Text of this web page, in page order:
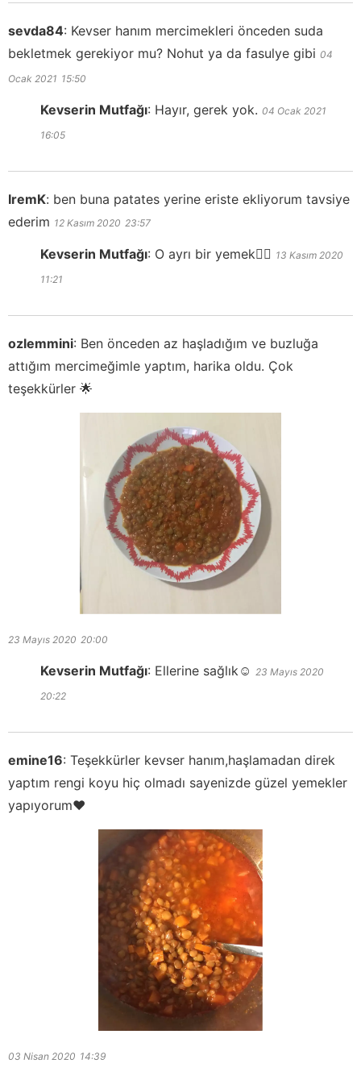
sevda84: Kevser hanım mercimekleri önceden suda
bekletmek gerekiyor mu? Nohut ya da fasulye gibi 04
Ocak 2021 15:50
Kevserin Mutfağı: Hayır, gerek yok. 04 Ocak 2021
16:05
IremK: ben buna patates yerine eriste ekliyorum tavsiye
ederim 12 Kasım 2020 23:57
Kevserin Mutfağı: O ayrı bir yemek👍🏻 13 Kasım 2020
11:21
ozlemmini: Ben önceden az haşladığım ve buzluğa
attığım mercimeğimle yaptım, harika oldu. Çok
teşekkürler 🌟
23 Mayıs 2020 20:00
Kevserin Mutfağı: Ellerine sağlık☺️ 23 Mayıs 2020
20:22
emine16: Teşekkürler kevser hanım,haşlamadan direk
yaptım rengi koyu hiç olmadı sayenizde güzel yemekler
yapıyorum❤️
03 Nisan 2020 14:39